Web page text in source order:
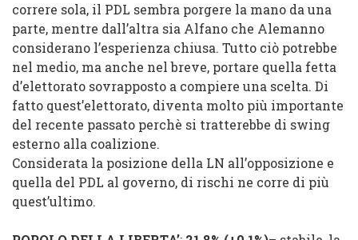
correre sola, il PDL sembra porgere la mano da una
parte, mentre dall’altra sia Alfano che Alemanno
considerano l’esperienza chiusa. Tutto ciò potrebbe
nel medio, ma anche nel breve, portare quella fetta
d’elettorato sovrapposto a compiere una scelta. Di
fatto quest’elettorato, diventa molto più importante
del recente passato perchè si tratterebbe di swing
esterno alla coalizione.
Considerata la posizione della LN all’opposizione e
quella del PDL al governo, di rischi ne corre di più
quest’ultimo.